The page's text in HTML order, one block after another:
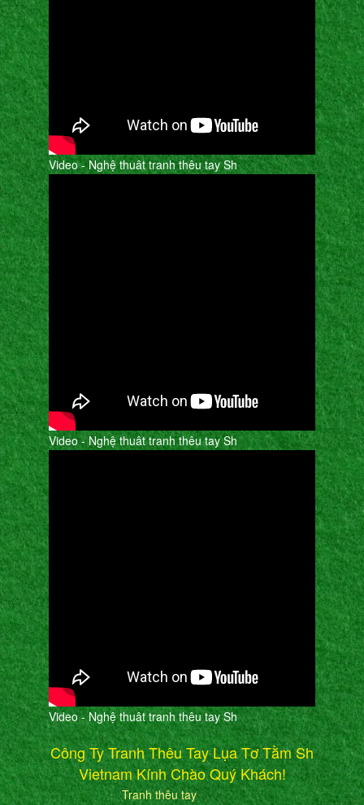
Video - Nghệ thuât tranh thêu tay Sh
Video - Nghệ thuât tranh thêu tay Sh
Video - Nghệ thuât tranh thêu tay Sh
Công Ty Tranh Thêu Tay Lụa Tơ Tằm Sh
Vietnam Kính Chào Quý Khách!
Tranh thêu tay